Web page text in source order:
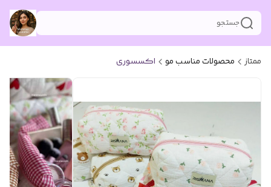
جستجو
ممتاز محصولات مناسب مو اکسسوری